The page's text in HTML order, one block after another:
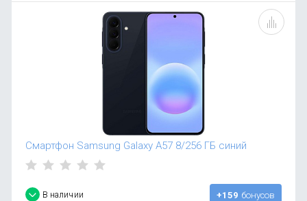
Смартфон Samsung Galaxy A57 8/256 ГБ синий
В наличии +159 бонусов